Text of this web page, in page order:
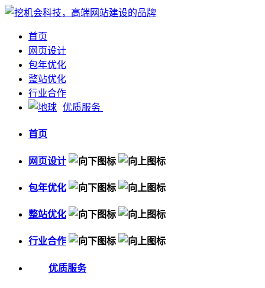
首页
网页设计
包年优化
整站优化
行业合作
优质服务
首页
网页设计
包年优化
整站优化
行业合作
优质服务